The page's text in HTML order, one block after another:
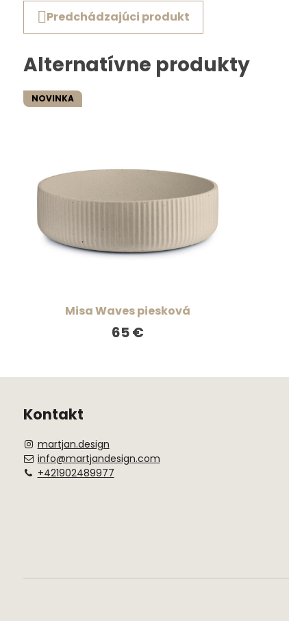
Predchádzajúci produkt
Alternatívne produkty
NOVINKA
Misa Waves piesková
65 €
Kontakt
martjan.design
info@martjandesign.com
+421902489977